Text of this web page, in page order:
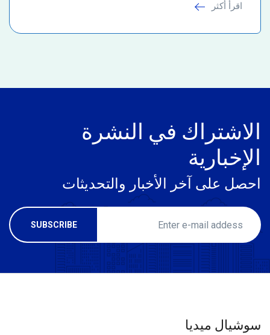
اقرأ أكثر
الاشتراك في النشرة
الإخبارية
احصل على آخر الأخبار والتحديثات
سوشيال ميديا